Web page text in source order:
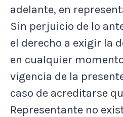
adelante, en
Sin perjuicio de lo
el derecho a exigir la
en cualquier
vigencia de la
caso de acreditarse
Representante no